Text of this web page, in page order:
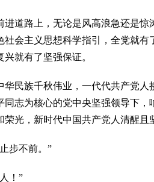
道路上，无论是风高浪急还是惊
社会主义思想科学指引，全党就
就有了坚强保证。
民族千秋伟业，一代代共产党人
同志为核心的党中央坚强领导下，
荣光，新时代中国共产党人清醒
步不前。”
！”